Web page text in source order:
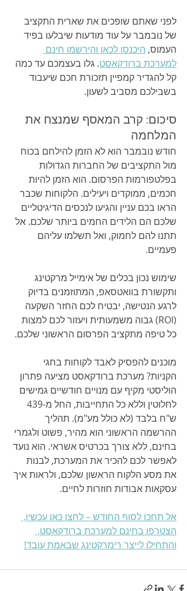
לפני שאתם שופכים את שארית התקציב
של נובמבר על עוד מודעות שיבלעו בפיד
העמוס, היכנסו לכאן והירשמו חינם
למערכת ברודקאסט. גלו בעצמכם עד כמה
קל להגדיר קמפיין תזכורת חכם שיעבוד
בשבילכם מסביב לשעון.
סיכום: קרב המאסף שמנצח את
המלחמה
חודש נובמבר הוא לא הזמן להילחם בכוח
מול התקציבים של החברות הגדולות
בפלטפורמות הפרסום. הוא הזמן להיות
חכמים, ממוקדים ויעילים. הלקוחות שכבר
הראו בכם עניין והגיעו לנכסים הדיגיטליים
שלכם הם הלידים החמים ביותר שלכם. אל
תתנו להם לחמוק, ואל תשלמו עליהם
פעמיים.
שימוש נכון בכלים של אימייל מרקטינג
ותקשורת בוואטסאפ, המתוזמנים בדיוק
לרגע הנטישה, יבטיח לכם החזר השקעה
(ROI) גבוה משמעותית ויעזור לכם למצות
כל טיפה מתקציב הפרסום הראשוני שלכם.
מוכנים להפסיק לאבד לקוחות בחגי
הקניות? מערכת ברודקאסט מציעה פתרון
הוליסטי מקיף עם מנויים חודשיים גמישים
ש"ח בלבד (לא כולל מע"מ). תהליך
ההרשמה הראשוני הוא מהיר, פשוט ולגמרי
בחינם, ללא צורך בכרטיס אשראי. הוא נועד
לאפשר לכם להכיר את המערכת, לבנות
את מסע הלקוח הראשון שלכם, ולראות איך
עסקאות אבודות חוזרות לחיים.
אל תחכו לסוף החודש – לחצו כאן עכשיו,
הצטרפו בחינם למערכת ברודקאסט,
והתחילו לייצר רימרקטינג שבאמת עובד!